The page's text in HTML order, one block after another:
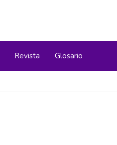
Revista Glosario